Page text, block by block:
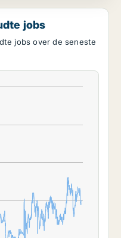
jobs
jobs over de seneste